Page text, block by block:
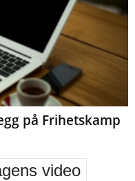
på Frihetskamp
video